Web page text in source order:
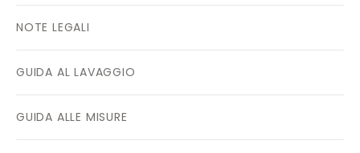
NOTE LEGALI
GUIDA AL LAVAGGIO
GUIDA ALLE MISURE